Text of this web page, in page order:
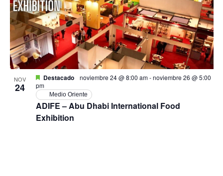
NOV
24
ADIFE – Abu Dhabi International Food
Exhibition
Destacado noviembre 24 @ 8:00 am-noviembre 26 @ 5:00
pm
Medio Oriente